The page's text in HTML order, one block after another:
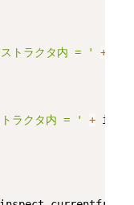
ストラクタ内 = ' +
トラクタ内 = ' +